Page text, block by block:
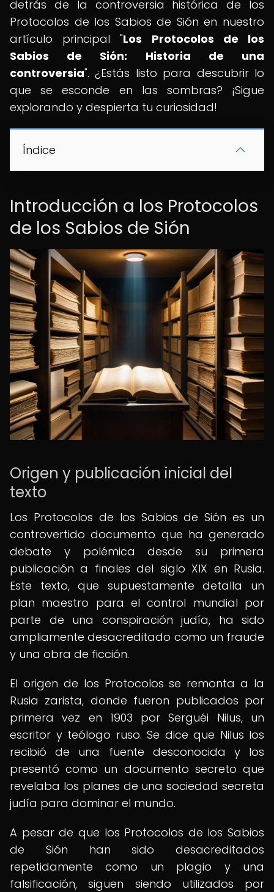
detrás de la controversia histórica de los
Protocolos de los Sabios de Sión en nuestro
artículo principal "Los Protocolos de los
Sabios de Sión: Historia de una
controversia". ¿Estás listo para descubrir lo
que se esconde en las sombras? ¡Sigue
explorando y despierta tu curiosidad!
Índice
Introducción a los Protocolos
de los Sabios de Sión
Origen y publicación inicial del
texto
Los Protocolos de los Sabios de Sión es un
controvertido documento que ha generado
debate y polémica desde su primera
publicación a finales del siglo XIX en Rusia.
Este texto, que supuestamente detalla un
plan maestro para el control mundial por
parte de una conspiración judía, ha sido
ampliamente desacreditado como un fraude
y una obra de ficción.
El origen de los Protocolos se remonta a la
Rusia zarista, donde fueron publicados por
primera vez en 1903 por Serguéi Nilus, un
escritor y teólogo ruso. Se dice que Nilus los
recibió de una fuente desconocida y los
presentó como un documento secreto que
revelaba los planes de una sociedad secreta
judía para dominar el mundo.
A pesar de que los Protocolos de los Sabios
de Sión han sido desacreditados
repetidamente como un plagio y una
falsificación, siguen siendo utilizados por